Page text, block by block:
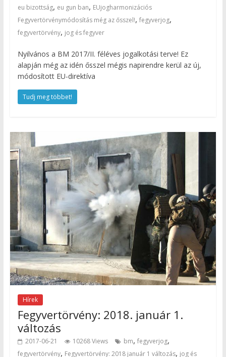
eu bizottság, eu gun ban, EUjogharmonizációs
Fegyvertörvénymódosítás még az ősszel!, fegyverjog,
fegyvertörvény, jog és fegyver
Nyilvános a BM 2017/II. féléves jogalkotási terve! Ez
alapján még az idén ősszel mégis napirendre kerül az új,
módosított EU-direktíva
Tudj meg többet!
Hírek
Fegyvertörvény: 2018. január 1.
változás
2017-06-21 10268 Views bm, fegyverjog,
fegyvertörvény, Fegyvertörvény: 2018 január 1 változás, jog és